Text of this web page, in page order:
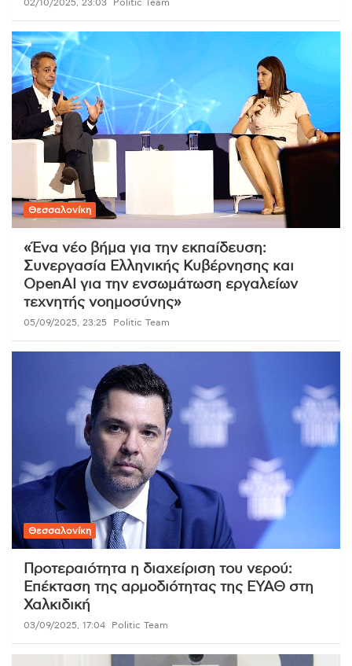
02/10/2025, 23:03 Politic Team
Θεσσαλονίκη
«Ένα νέο βήμα για την εκπαίδευση:
Συνεργασία Ελληνικής Κυβέρνησης και
OpenAI για την ενσωμάτωση εργαλείων
τεχνητής νοημοσύνης»
05/09/2025, 23:25 Politic Team
Θεσσαλονίκη
Προτεραιότητα η διαχείριση του νερού:
Επέκταση της αρμοδιότητας της ΕΥΑΘ στη
Χαλκιδική
03/09/2025, 17:04 Politic Team